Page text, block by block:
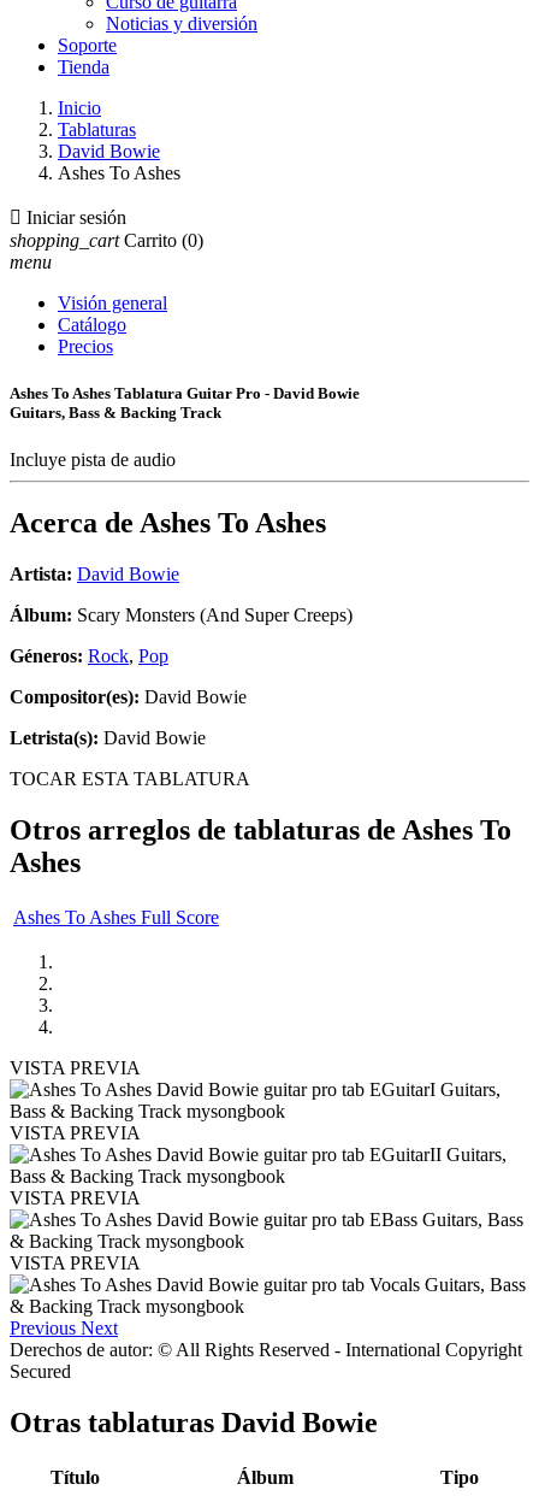
Noticias y diversión
Soporte
Tienda
Inicio
Tablaturas
David Bowie
Ashes To Ashes
 Iniciar sesión
shopping_cart Carrito (0)
menu
Visión general
Catálogo
Precios
Ashes To Ashes Tablatura Guitar Pro - David Bowie
Guitars, Bass & Backing Track
Incluye pista de audio
Acerca de Ashes To Ashes
Artista: David Bowie
Álbum: Scary Monsters (And Super Creeps)
Géneros: Rock, Pop
Compositor(es): David Bowie
Letrista(s): David Bowie
TOCAR ESTA TABLATURA
Otros arreglos de tablaturas de Ashes To
Ashes
Ashes To Ashes Full Score
VISTA PREVIA
VISTA PREVIA
VISTA PREVIA
VISTA PREVIA
Previous Next
Derechos de autor: © All Rights Reserved - International Copyright
Secured
Otras tablaturas David Bowie
Título Álbum
Tipo